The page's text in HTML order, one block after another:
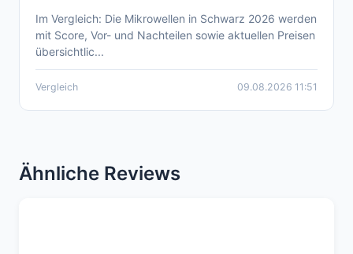
Aktueller Mikrowellen Schwarz Vergleich
2026
Im Vergleich: Die Mikrowellen in Schwarz 2026 werden
mit Score, Vor- und Nachteilen sowie aktuellen Preisen
übersichtlic...
Vergleich 09.08.2026 11:51
Ähnliche Reviews